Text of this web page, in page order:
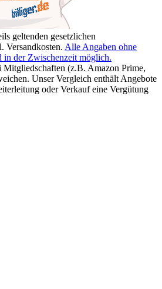
geltenden gesetzlichen
Versandkosten. Alle Angaben ohne
in der Zwischenzeit möglich.
Mitgliedschaften (z.B. Amazon Prime,
Unser Vergleich enthält Angebote
oder Verkauf eine Vergütung